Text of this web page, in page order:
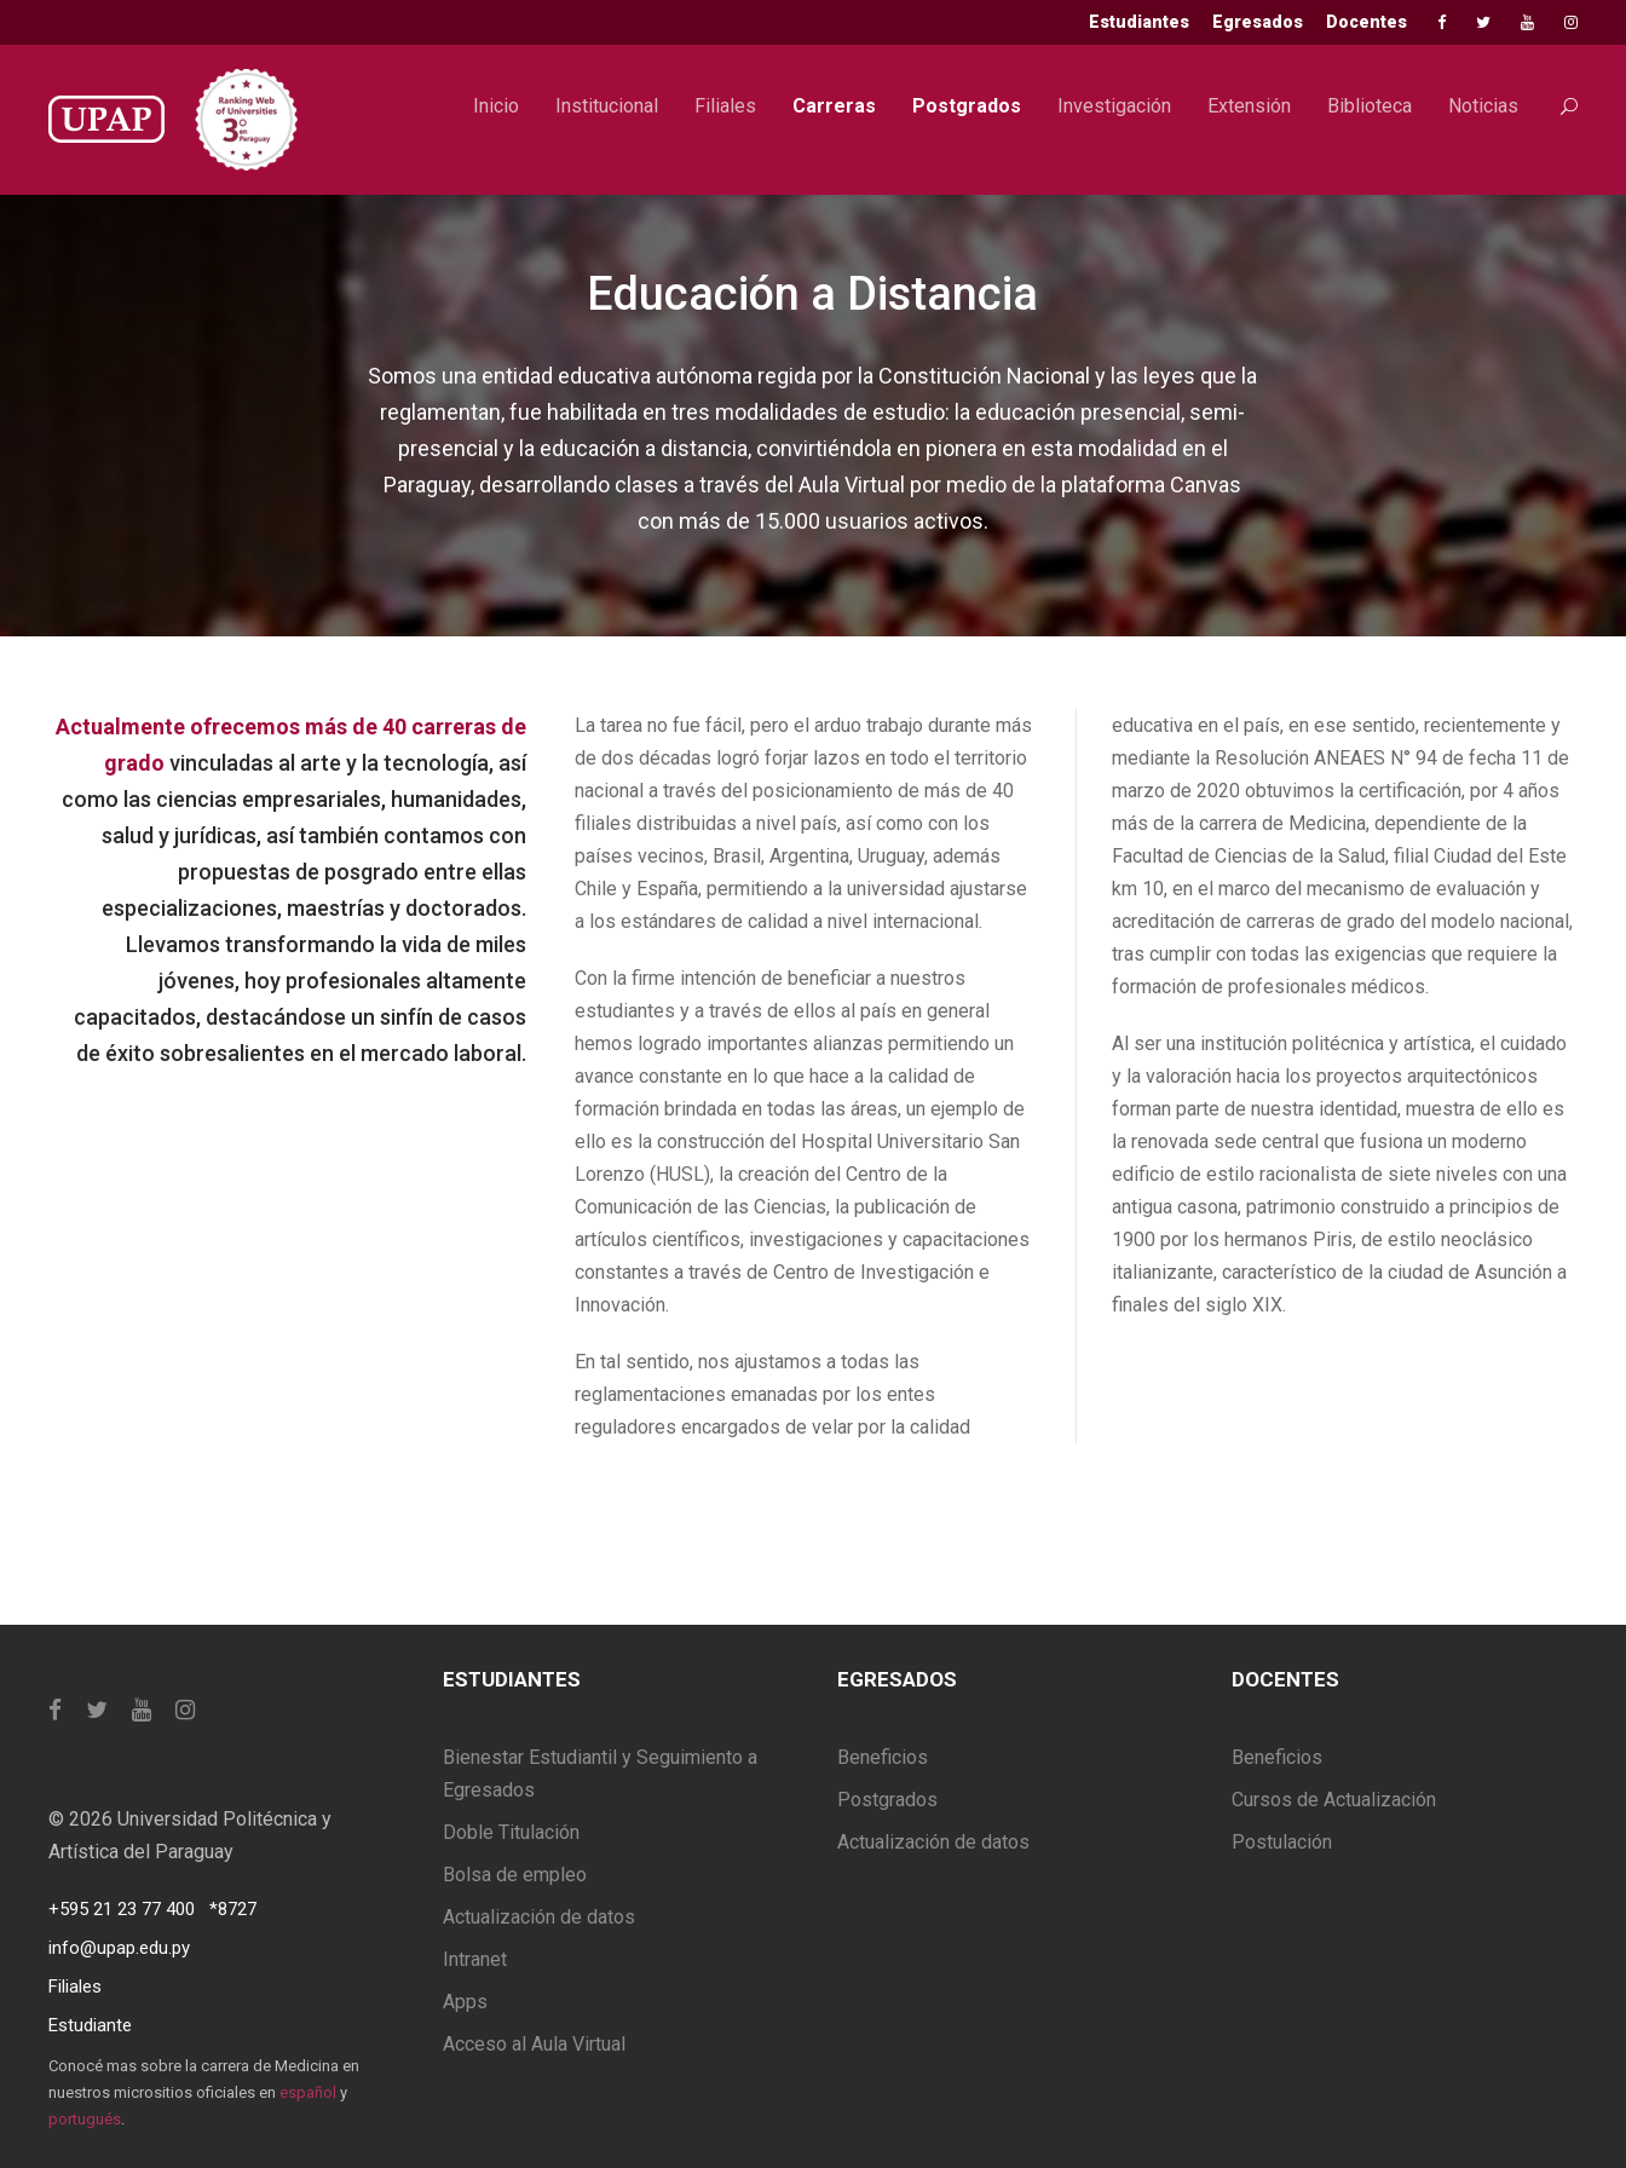
Estudiantes Egresados Docentes
Inicio Institucional Filiales Carreras Postgrados Investigación Extensión Biblioteca Noticias
Educación a Distancia
Somos una entidad educativa autónoma regida por la Constitución Nacional y las leyes que la
reglamentan, fue habilitada en tres modalidades de estudio: la educación presencial, semi-
presencial y la educación a distancia, convirtiéndola en pionera en esta modalidad en el
Paraguay, desarrollando clases a través del Aula Virtual por medio de la plataforma Canvas
con más de 15.000 usuarios activos.
Actualmente ofrecemos más de 40 carreras de
grado vinculadas al arte y la tecnología, así
como las ciencias empresariales, humanidades,
salud y jurídicas, así también contamos con
propuestas de posgrado entre ellas
especializaciones, maestrías y doctorados.
Llevamos transformando la vida de miles
jóvenes, hoy profesionales altamente
capacitados, destacándose un sinfín de casos
de éxito sobresalientes en el mercado laboral.
La tarea no fue fácil, pero el arduo trabajo durante más
de dos décadas logró forjar lazos en todo el territorio
nacional a través del posicionamiento de más de 40
filiales distribuidas a nivel país, así como con los
países vecinos, Brasil, Argentina, Uruguay, además
Chile y España, permitiendo a la universidad ajustarse
a los estándares de calidad a nivel internacional.
Con la firme intención de beneficiar a nuestros
estudiantes y a través de ellos al país en general
hemos logrado importantes alianzas permitiendo un
avance constante en lo que hace a la calidad de
formación brindada en todas las áreas, un ejemplo de
ello es la construcción del Hospital Universitario San
Lorenzo (HUSL), la creación del Centro de la
Comunicación de las Ciencias, la publicación de
artículos científicos, investigaciones y capacitaciones
constantes a través de Centro de Investigación e
Innovación.
En tal sentido, nos ajustamos a todas las
reglamentaciones emanadas por los entes
reguladores encargados de velar por la calidad
educativa en el país, en ese sentido, recientemente y
mediante la Resolución ANEAES N° 94 de fecha 11 de
marzo de 2020 obtuvimos la certificación, por 4 años
más de la carrera de Medicina, dependiente de la
Facultad de Ciencias de la Salud, filial Ciudad del Este
km 10, en el marco del mecanismo de evaluación y
acreditación de carreras de grado del modelo nacional,
tras cumplir con todas las exigencias que requiere la
formación de profesionales médicos.
Al ser una institución politécnica y artística, el cuidado
y la valoración hacia los proyectos arquitectónicos
forman parte de nuestra identidad, muestra de ello es
la renovada sede central que fusiona un moderno
edificio de estilo racionalista de siete niveles con una
antigua casona, patrimonio construido a principios de
1900 por los hermanos Piris, de estilo neoclásico
italianizante, característico de la ciudad de Asunción a
finales del siglo XIX.
© 2026 Universidad Politécnica y
Artística del Paraguay
+595 21 23 77 400
*8727
info@upap.edu.py
Filiales
Estudiante
Conocé mas sobre la carrera de Medicina en
nuestros micrositios oficiales en español y
portugués.
ESTUDIANTES
Bienestar Estudiantil y Seguimiento a
Egresados
Doble Titulación
Bolsa de empleo
Actualización de datos
Intranet
Apps
Acceso al Aula Virtual
EGRESADOS
Beneficios
Postgrados
Actualización de datos
DOCENTES
Beneficios
Cursos de Actualización
Postulación